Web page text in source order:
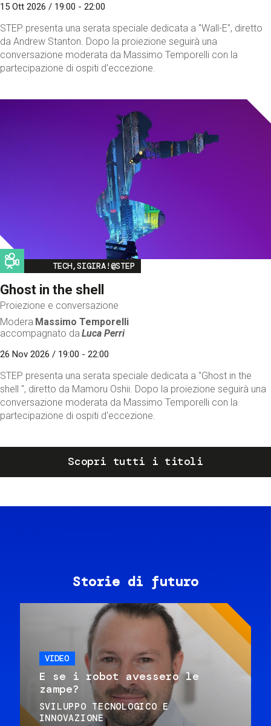
15 Ott 2026 / 19:00 - 22:00
STEP presenta una serata speciale dedicata a "Wall-E", diretto
da Andrew Stanton. Dopo la proiezione seguirà una
conversazione moderata da Massimo Temporelli con la
partecipazione di ospiti d'eccezione.
Image
TECH,SIGIRA!@STEP
Ghost in the shell
Proiezione e conversazione
Modera Massimo Temporelli
accompagnato da Luca Perri
26 Nov 2026 / 19:00 - 22:00
STEP presenta una serata speciale dedicata a "Ghost in the
shell ", diretto da Mamoru Oshii. Dopo la proiezione seguirà una
conversazione moderata da Massimo Temporelli con la
partecipazione di ospiti d'eccezione.
Scopri tutti i titoli
Storie di futuro
VIDEO
E se i robot avessero le
zampe?
SVILUPPO TECNOLOGICO E
INNOVAZIONE